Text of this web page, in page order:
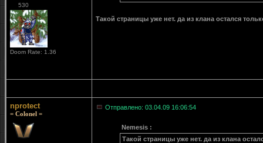
530
Doom Rate: 1.36
Такой страницы уже нет. да из клана остался
nprotect
= Colonel =
Отправлено: 03.04.09 16:06:54
Nemesis :
Такой страницы уже нет. да из клана